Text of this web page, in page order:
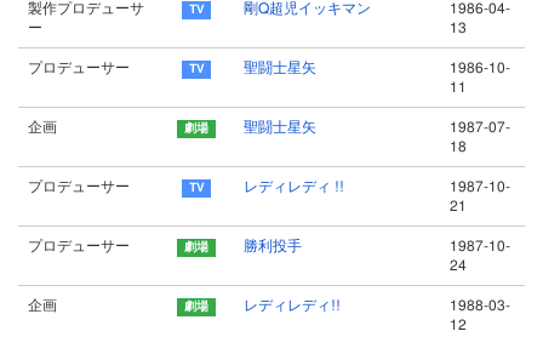
製作プロデューサ
ー
剛Q超児イッキマン
1986-04-
13
プロデューサー 聖闘士星矢
1986-10-
11
企画 聖闘士星矢
1987-07-
18
プロデューサー レディレディ !!
1987-10-
21
プロデューサー 勝利投手
1987-10-
24
企画 レディレディ!!
1988-03-
12